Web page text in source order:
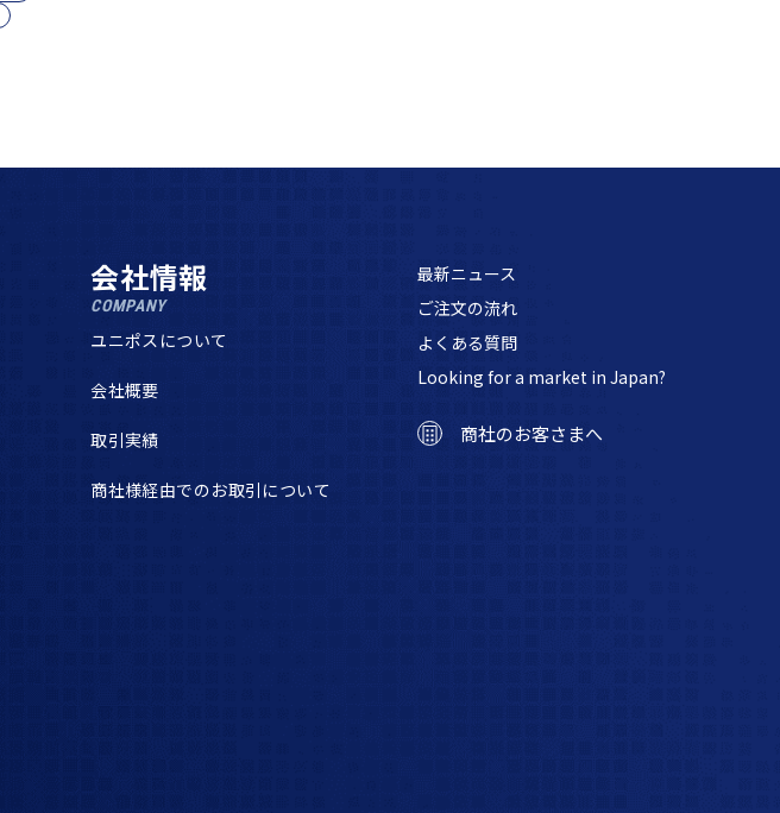
会社情報
COMPANY
ユニポスについて
会社概要
取引実績
商社様経由でのお取引について
最新ニュース
ご注文の流れ
よくある質問
Looking for a market in Japan?
商社のお客さまへ